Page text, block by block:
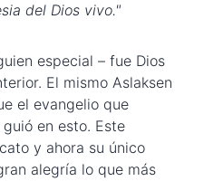
del Dios vivo."
especial – fue Dios
El mismo Aslaksen
el evangelio que
en esto. Este
y ahora su único
alegría lo que más